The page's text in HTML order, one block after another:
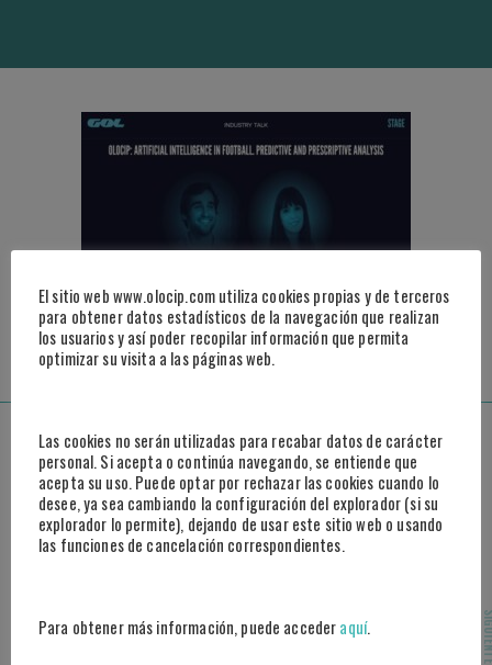
ACCEDER AL VIDEO
Madrid
Paseo de la Castellana, 95, 25º B
28046 Madrid
Marbella
Ctra Nacional 340, Km 189,6 Marbella
29604 Málaga
El sitio web www.olocip.com utiliza cookies propias y de terceros
para obtener datos estadísticos de la navegación que realizan
los usuarios y así poder recopilar información que permita
optimizar su visita a las páginas web.
Las cookies no serán utilizadas para recabar datos de carácter
personal. Si acepta o continúa navegando, se entiende que
acepta su uso. Puede optar por rechazar las cookies cuando lo
desee, ya sea cambiando la configuración del explorador (si su
explorador lo permite), dejando de usar este sitio web o usando
las funciones de cancelación correspondientes.
Para obtener más información, puede accederaquí.